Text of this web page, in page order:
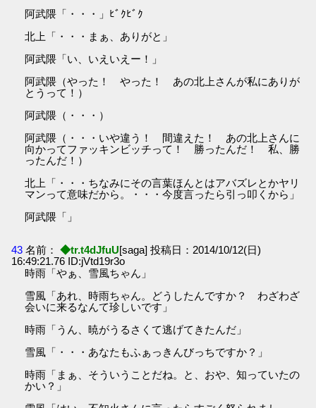
阿武隈「・・・」ﾋﾞｸﾋﾞｸ
北上「・・・まぁ、ありがと」
阿武隈「い、いえいえー！」
阿武隈（やった！ やった！ あの北上さんが私にありが
とうって！）
阿武隈（・・・）
阿武隈（・・・いや違う！ 間違えた！ あの北上さんに
向かってファッキンビッチって！ 勝ったんだ！ 私、勝
ったんだ！）
北上「・・・ちなみにその言葉ほんとはアバズレとかヤリ
マンって意味だから。・・・今度言ったら引っ叩くから」
阿武隈「」
43 名前： ◆tr.t4dJfuU[saga] 投稿日：2014/10/12(日)
16:49:21.76 ID:jVtd19r3o
時雨「やぁ、雪風ちゃん」
雪風「あれ、時雨ちゃん。どうしたんですか？ わざわざ
会いに来るなんて珍しいです」
時雨「うん、暁がうるさくて逃げてきたんだ」
雪風「・・・あなたもふぁっきんびっちですか？」
時雨「まぁ、そういうことだね。と、おや、知っていたの
かい？」